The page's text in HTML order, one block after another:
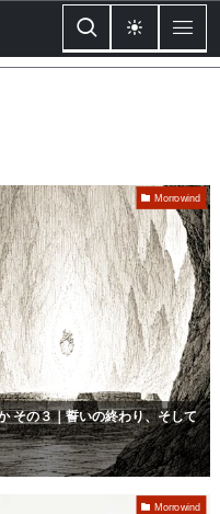
Morrowind
その３｜誓いの終わり、そして
Morrowind